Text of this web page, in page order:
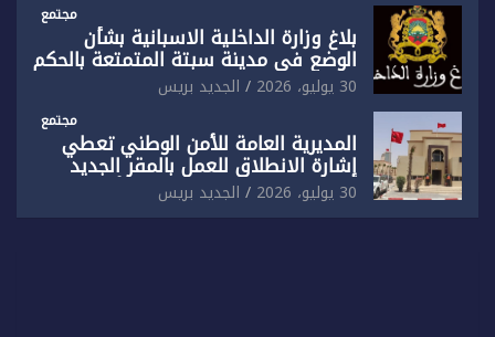
مجتمع
بلاغ وزارة الداخلية الاسبانية بشأن
الوضع في مدينة سبتة المتمتعة بالحكم
الذاتي
30 يوليو، 2026 الجديد بريس
مجتمع
المديرية العامة للأمن الوطني تعطي
إشارة الانطلاق للعمل بالمقر الجديد
للدائرة الثالثة للشرطة بولاية أمن العيون
30 يوليو، 2026 الجديد بريس